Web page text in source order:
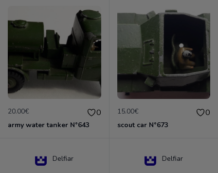
20.00€ 0
army water tanker N°643
15.00€ 0
scout car N°673
Delfiar Delfiar